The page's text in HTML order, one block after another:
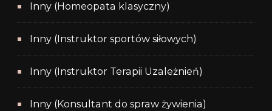
Inny (Homeopata klasyczny)
Inny (Instruktor sportów siłowych)
Inny (Instruktor Terapii Uzależnień)
Inny (Konsultant do spraw żywienia)